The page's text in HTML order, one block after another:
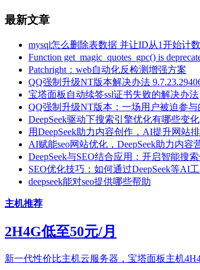
最新文章
mysql怎么删除表数据 并让ID从1开始计数
Function get_magic_quotes_gpc() is
Patchright：web自动化反检测增强方案
QQ强制升级NT版本解决办法
宝塔面板自动续签ssl证书失败的解决办法
QQ强制升级NT版本：一场用户被迫参与
DeepSeek驱动下搜索引擎优化有哪些变化
用DeepSeek助力内容创作，AI提升网站
AI赋能seo网站优化，DeepSeek助力内容
DeepSeek与SEO结合应用：开启智能搜
SEO优化技巧：如何通过DeepSeek等AI
deepseek能对seo提供哪些帮助
主机推荐
2H4G低至50元/月
新一代性价比主机云服务器，宝塔面板主机